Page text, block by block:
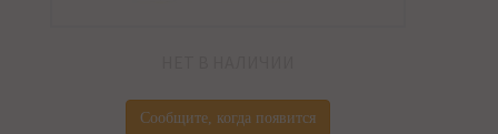
Сообщите, когда появится